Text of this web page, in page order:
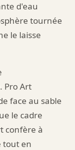
d'eau
tournée
le laisse
Pro Art
face au sable
le cadre
confère à
tout en